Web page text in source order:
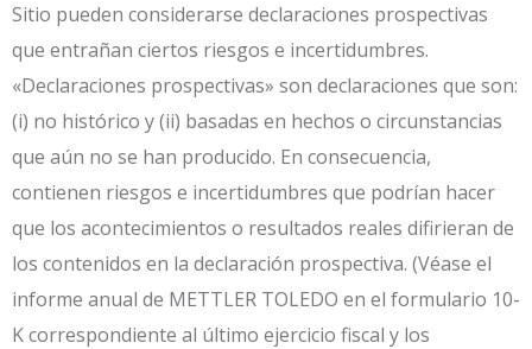
Sitio pueden considerarse declaraciones prospectivas
que entrañan ciertos riesgos e incertidumbres.
«Declaraciones prospectivas» son declaraciones que son:
(i) no histórico y (ii) basadas en hechos o circunstancias
que aún no se han producido. En consecuencia,
contienen riesgos e incertidumbres que podrían hacer
que los acontecimientos o resultados reales difirieran de
los contenidos en la declaración prospectiva. (Véase el
informe anual de METTLER TOLEDO en el formulario 10-
K correspondiente al último ejercicio fiscal y los